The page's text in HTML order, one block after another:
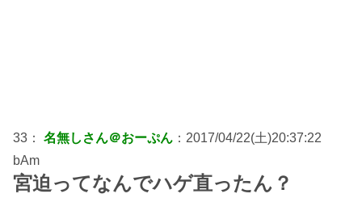
33： 名無しさん＠おーぷん ：2017/04/22(土)20:37:22
bAm
宮迫ってなんでハゲ直ったん？